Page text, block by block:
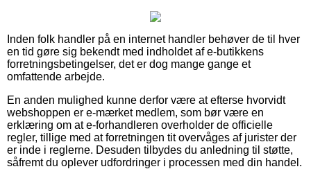
Inden folk handler på en internet handler behøver de til hver
en tid gøre sig bekendt med indholdet af e-butikkens
forretningsbetingelser, det er dog mange gange et
omfattende arbejde.
En anden mulighed kunne derfor være at efterse hvorvidt
webshoppen er e-mærket medlem, som bør være en
erklæring om at e-forhandleren overholder de officielle
regler, tillige med at forretningen tit overvåges af jurister der
er inde i reglerne. Desuden tilbydes du anledning til støtte,
såfremt du oplever udfordringer i processen med din handel.